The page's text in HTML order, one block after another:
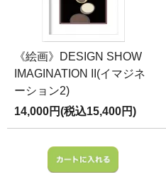
《絵画》DESIGN SHOW
IMAGINATION II(イマジネ
ーション2)
14,000円(税込15,400円)